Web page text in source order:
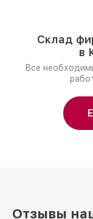
Склад
в
Все
Отзывы